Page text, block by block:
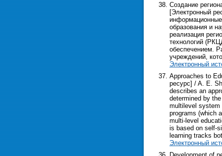
Создание
[Электронный
образования и
реализация
технологий
обеспечением.
учреждений,
Электронный
Approaches to
ресурс] / A. E.
describes an
determined by
multilevel system
programs (which
multi-level
is based on self-
learning tracks
Электронный